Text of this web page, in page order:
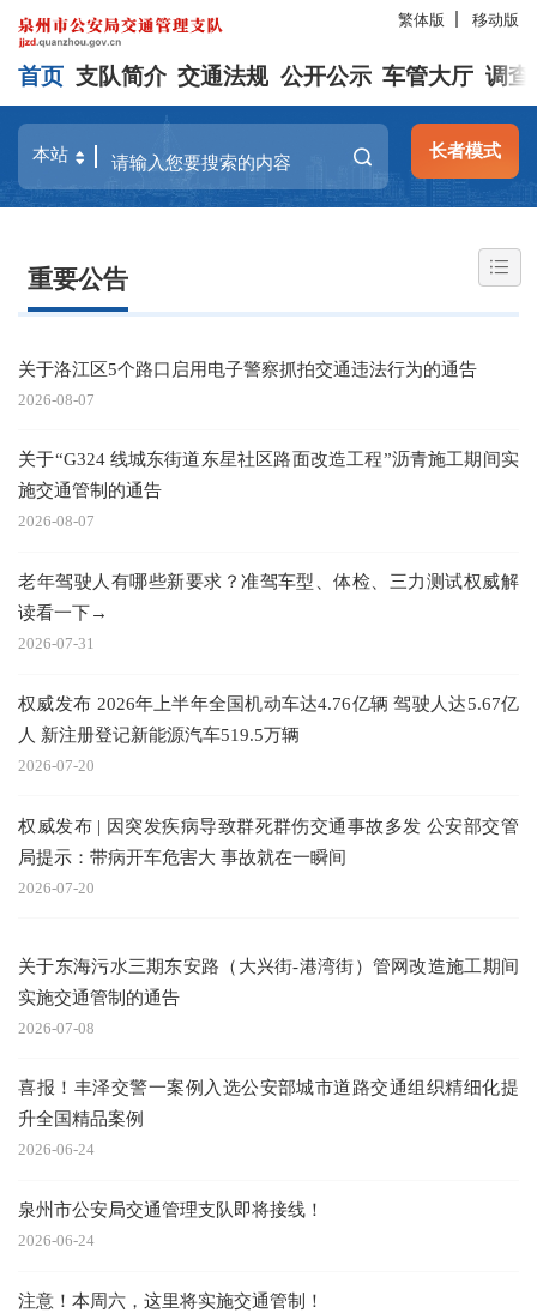
繁体版 移动版
首页 支队简介 交通法规 公开公示 车管大厅 调查
长者模式
重要公告
关于洛江区5个路口启用电子警察抓拍交通违法行为的通告
2026-08-07
关于“G324 线城东街道东星社区路面改造工程”沥青施工期间实
施交通管制的通告
2026-08-07
老年驾驶人有哪些新要求？准驾车型、体检、三力测试权威解
读看一下→
2026-07-31
权威发布 2026年上半年全国机动车达4.76亿辆 驾驶人达5.67亿
人 新注册登记新能源汽车519.5万辆
2026-07-20
权威发布 | 因突发疾病导致群死群伤交通事故多发 公安部交管
局提示：带病开车危害大 事故就在一瞬间
2026-07-20
关于东海污水三期东安路（大兴街-港湾街）管网改造施工期间
实施交通管制的通告
2026-07-08
喜报！丰泽交警一案例入选公安部城市道路交通组织精细化提
升全国精品案例
2026-06-24
泉州市公安局交通管理支队即将接线！
2026-06-24
注意！本周六，这里将实施交通管制！